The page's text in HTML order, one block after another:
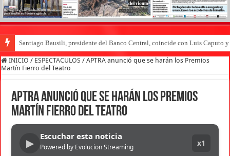
Santiago Bausili, presidente del Banco Central, coincide con Luis Caputo
Juicio por Loan: un perito confirmó que había rastros del nene en los autos
INICIO / ESPECTACULOS / APTRA anunció que se harán los Premios
Martín Fierro del Teatro
APTRA anunció que se harán los Premios
Martín Fierro del Teatro
▶
Escuchar esta noticia
Powered by Evolucion Streaming x1